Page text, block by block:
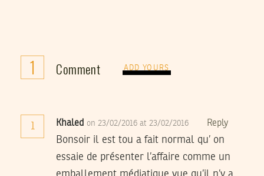
1 Comment ADD YOURS
1 Khaled on 23/02/2016 at 23/02/2016 Reply
Bonsoir il est tou a fait normal qu’ on
essaie de présenter l’affaire comme un